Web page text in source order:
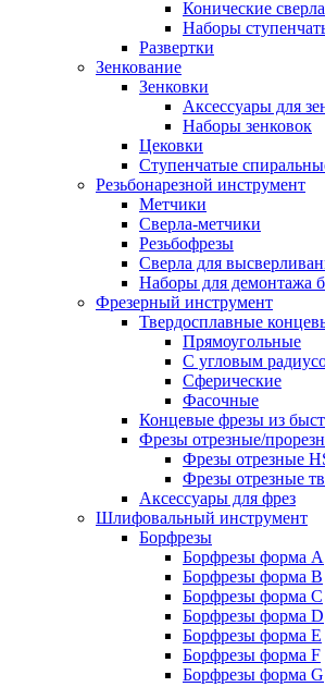
Конические сверла
Наборы
Развертки
Зенкование
Зенковки
Аксессуары для
Наборы зенковок
Цековки
Ступенчатые
Резьбонарезной инструмент
Метчики
Сверла-метчики
Резьбофрезы
Сверла для
Наборы для демонтажа
Фрезерный инструмент
Твердосплавные
Прямоугольные
С угловым
Сферические
Фасочные
Концевые фрезы из
Фрезы отрезные/
Фрезы отрезные
Фрезы отрезные
Аксессуары для фрез
Шлифовальный инструмент
Борфрезы
Борфрезы форма A
Борфрезы форма B
Борфрезы форма C
Борфрезы форма D
Борфрезы форма E
Борфрезы форма F
Борфрезы форма G